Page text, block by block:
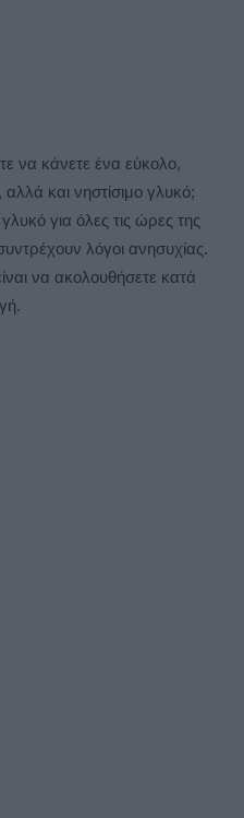
να κάνετε ένα εύκολο,
και νηστίσιμο γλυκό;
για όλες τις ώρες της
λόγοι ανησυχίας.
να ακολουθήσετε κατά